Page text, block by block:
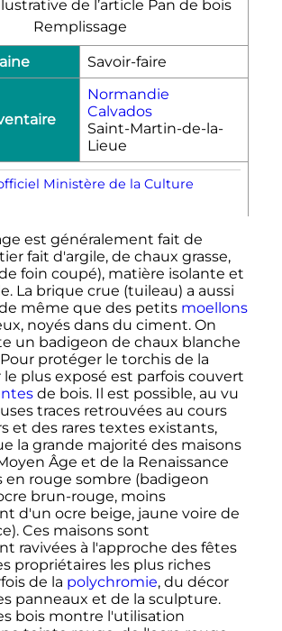
Remplissage
Savoir-faire
Normandie
Calvados
Saint-Martin-de-la-
Lieue
Ministère de la Culture
est généralement fait de
fait d'argile, de chaux grasse,
foin coupé), matière isolante et
La brique crue (tuileau) a aussi
même que des petits moellons
noyés dans du ciment. On
un badigeon de chaux blanche
protéger le torchis de la
plus exposé est parfois couvert
de bois. Il est possible, au vu
traces retrouvées au cours
et des rares textes existants,
la grande majorité des maisons
Âge et de la Renaissance
en rouge sombre (badigeon
brun-rouge, moins
d'un ocre beige, jaune voire de
Ces maisons sont
ravivées à l'approche des fêtes
propriétaires les plus riches
de la polychromie, du décor
panneaux et de la sculpture.
bois montre l'utilisation